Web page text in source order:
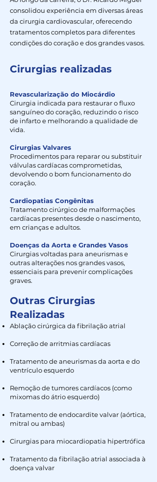
consolidou experiência em diversas áreas
da cirurgia cardiovascular, oferecendo
tratamentos completos para diferentes
condições do coração e dos grandes vasos.
Cirurgias realizadas
Revascularização do Miocárdio
Cirurgia indicada para restaurar o fluxo
sanguíneo do coração, reduzindo o risco
de infarto e melhorando a qualidade de
vida.
Cirurgias Valvares
Procedimentos para reparar ou substituir
válvulas cardíacas comprometidas,
devolvendo o bom funcionamento do
coração.
Cardiopatias Congênitas
Tratamento cirúrgico de malformações
cardíacas presentes desde o nascimento,
em crianças e adultos.
Doenças da Aorta e Grandes Vasos
Cirurgias voltadas para aneurismas e
outras alterações nos grandes vasos,
essenciais para prevenir complicações
graves.
Outras Cirurgias
Realizadas
Ablação cirúrgica da fibrilação atrial
Correção de arritmias cardíacas
Tratamento de aneurismas da aorta e do
ventrículo esquerdo
Remoção de tumores cardíacos (como
mixomas do átrio esquerdo)
Tratamento de endocardite valvar (aórtica,
mitral ou ambas)
Cirurgias para miocardiopatia hipertrófica
Tratamento da fibrilação atrial associada à
doença valvar